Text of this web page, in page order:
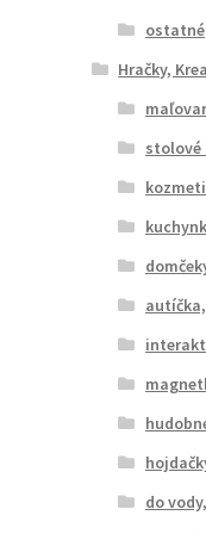
ostatné
Hračky,
stolové
do